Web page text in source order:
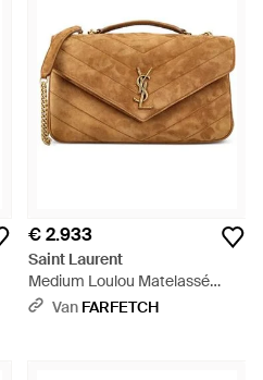
€ 2.933
Saint Laurent
Medium Loulou Matelassé
Suède Tas - Bruin
Van FARFETCH